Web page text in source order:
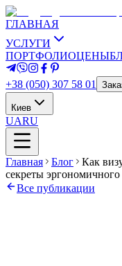
ГЛАВНАЯ
УСЛУГИ
ПОРТФОЛИОЦЕНЫ
+38 (050) 307 58 01
Киев
UARU
Главная Блог
Как
секреты
Все публикации